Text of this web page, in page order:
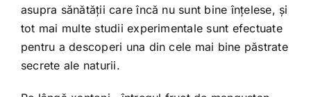
asupra sănătăţii care încă nu sunt bine înţelese, şi
tot mai multe studii experimentale sunt efectuate
pentru a descoperi una din cele mai bine păstrate
secrete ale naturii.